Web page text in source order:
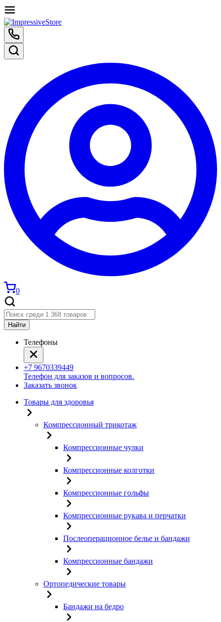
0
Найти
Телефоны
+7 9670339449
Телефон для заказов и вопросов.
Заказать звонок
Товары для здоровья
Компрессионный трикотаж
Компрессионные чулки
Компрессионные колготки
Компрессионные гольфы
Компрессионные рукава и перчатки
Послеоперационное белье и бандажи
Компрессионные бандажи
Ортопедические товары
Бандажи на бедро